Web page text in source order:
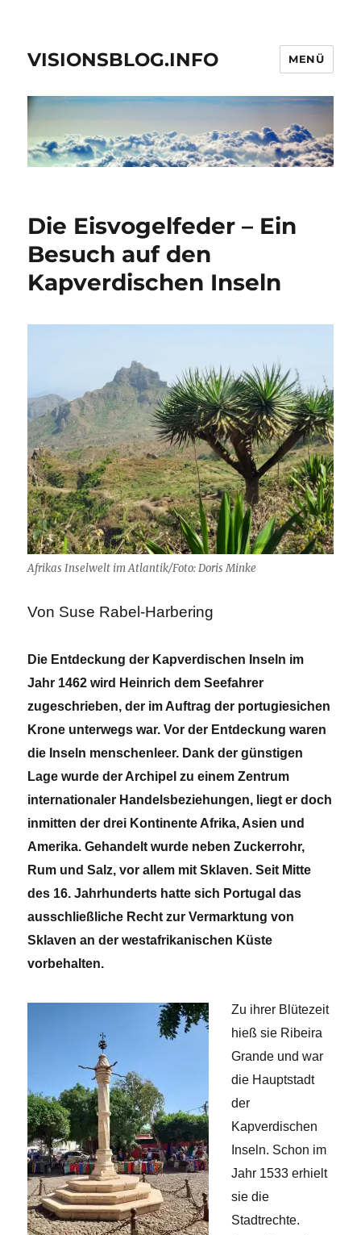
VISIONSBLOG.INFO MENÜ
Die Eisvogelfeder – Ein
Besuch auf den
Kapverdischen Inseln
Afrikas Inselwelt im Atlantik/Foto: Doris Minke
Von Suse Rabel-Harbering
Die Entdeckung der Kapverdischen Inseln im
Jahr 1462 wird Heinrich dem Seefahrer
zugeschrieben, der im Auftrag der portugiesichen
Krone unterwegs war. Vor der Entdeckung waren
die Inseln menschenleer. Dank der günstigen
Lage wurde der Archipel zu einem Zentrum
internationaler Handelsbeziehungen, liegt er doch
inmitten der drei Kontinente Afrika, Asien und
Amerika. Gehandelt wurde neben Zuckerrohr,
Rum und Salz, vor allem mit Sklaven. Seit Mitte
des 16. Jahrhunderts hatte sich Portugal das
ausschließliche Recht zur Vermarktung von
Sklaven an der westafrikanischen Küste
vorbehalten.
Zu ihrer Blütezeit
hieß sie Ribeira
Grande und war
die Hauptstadt
der
Kapverdischen
Inseln. Schon im
Jahr 1533 erhielt
sie die
Stadtrechte.